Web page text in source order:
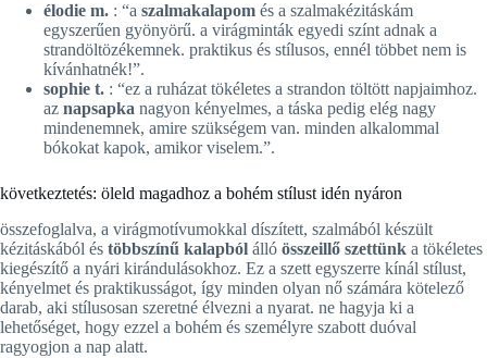
élodie m. : “a szalmakalapom és a szalmakézitáskám
egyszerűen gyönyörű. a virágminták egyedi színt adnak a
strandöltözékemnek. praktikus és stílusos, ennél többet nem is
kívánhatnék!”.
sophie t. : “ez a ruházat tökéletes a strandon töltött napjaimhoz.
az napsapka nagyon kényelmes, a táska pedig elég nagy
mindenemnek, amire szükségem van. minden alkalommal
bókokat kapok, amikor viselem.”.
következtetés: öleld magadhoz a bohém stílust idén nyáron
összefoglalva, a virágmotívumokkal díszített, szalmából készült
kézitáskából és többszínű kalapból álló összeillő szettünk a tökéletes
kiegészítő a nyári kirándulásokhoz. Ez a szett egyszerre kínál stílust,
kényelmet és praktikusságot, így minden olyan nő számára kötelező
darab, aki stílusosan szeretné élvezni a nyarat. ne hagyja ki a
lehetőséget, hogy ezzel a bohém és személyre szabott duóval
ragyogjon a nap alatt.